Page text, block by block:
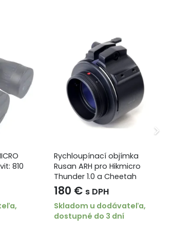
810
Rychloupínací objímka
Rusan ARH pro Hikmicro
Thunder 1.0 a Cheetah
Velikost objímky: 56 mm
180 € s DPH
Skladom u dodávateľa,
dostupné do 3 dní